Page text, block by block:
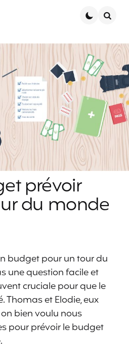
prévoir
du monde
budget pour un tour du
une question facile et
cruciale pour que le
Thomas et Elodie, eux
bien voulu nous
pour prévoir le budget